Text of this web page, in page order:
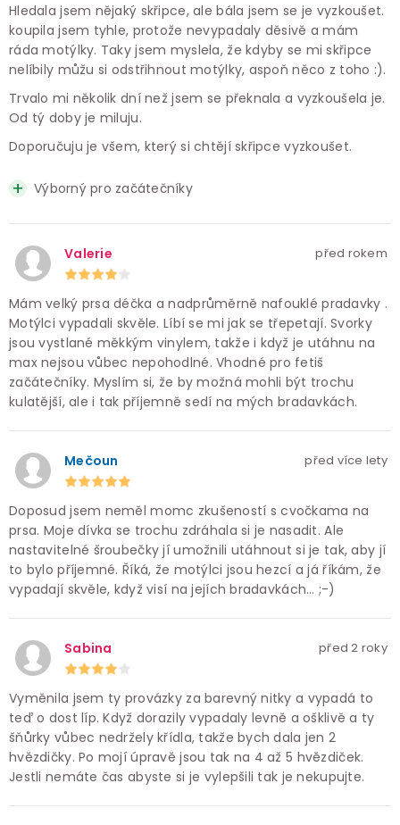
Hledala jsem nějaký skřipce, ale bála jsem se je vyzkoušet.
koupila jsem tyhle, protože nevypadaly děsivě a mám
ráda motýlky. Taky jsem myslela, že kdyby se mi skřipce
nelíbily můžu si odstřihnout motýlky, aspoň něco z toho :).
Trvalo mi několik dní než jsem se překnala a vyzkoušela je.
Od tý doby je miluju.
Doporučuju je všem, který si chtějí skřipce vyzkoušet.
Výborný pro začátečníky
Valerie před rokem
Mám velký prsa déčka a nadprůměrně nafouklé pradavky .
Motýlci vypadali skvěle. Líbí se mi jak se třepetají. Svorky
jsou vystlané měkkým vinylem, takže i když je utáhnu na
max nejsou vůbec nepohodlné. Vhodné pro fetiš
začátečníky. Myslím si, že by možná mohli být trochu
kulatější, ale i tak příjemně sedí na mých bradavkách.
Mečoun před více lety
Doposud jsem neměl momc zkušeností s cvočkama na
prsa. Moje dívka se trochu zdráhala si je nasadit. Ale
nastavitelné šroubečky jí umožnili utáhnout si je tak, aby jí
to bylo příjemné. Říká, že motýlci jsou hezcí a já říkám, že
vypadají skvěle, když visí na jejích bradavkách… ;-)
Sabina před 2 roky
Vyměnila jsem ty provázky za barevný nitky a vypadá to
teď o dost líp. Když dorazily vypadaly levně a ošklivě a ty
šňůrky vůbec nedržely křídla, takže bych dala jen 2
hvězdičky. Po mojí úpravě jsou tak na 4 až 5 hvězdiček.
Jestli nemáte čas abyste si je vylepšili tak je nekupujte.